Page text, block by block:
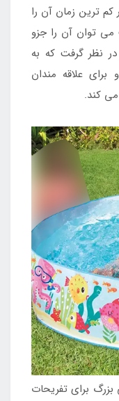
ترین زمان آن را
می توان آن را جزو
در نظر گرفت که به
علاقه مندان
کند.
برای تفریحات